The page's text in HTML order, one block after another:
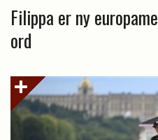
Filippa er ny
ord